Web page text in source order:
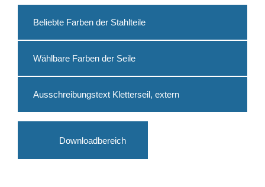
Beliebte Farben der Stahlteile
Wählbare Farben der Seile
Ausschreibungstext Kletterseil, extern
Downloadbereich